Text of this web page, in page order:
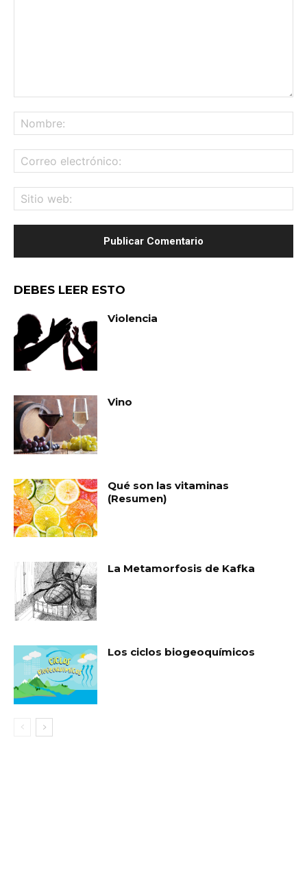
DEBES LEER ESTO
Violencia
Vino
Qué son las vitaminas
(Resumen)
La Metamorfosis de Kafka
Los ciclos biogeoquímicos